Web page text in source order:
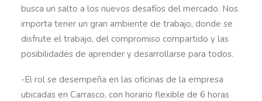
busca un salto a los nuevos desafíos del mercado. Nos
importa tener un gran ambiente de trabajo, donde se
disfrute el trabajo, del compromiso compartido y las
posibilidades de aprender y desarrollarse para todos.
-El rol se desempeña en las oficinas de la empresa
ubicadas en Carrasco, con horario flexible de 6 horas